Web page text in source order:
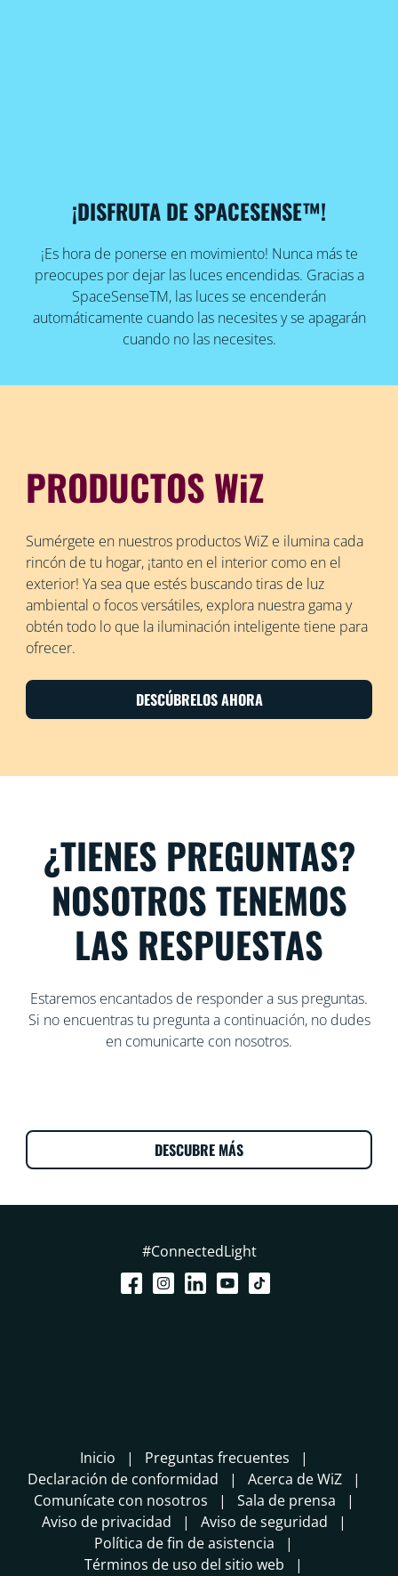
¡DISFRUTA DE SPACESENSE™!
¡Es hora de ponerse en movimiento! Nunca más te
preocupes por dejar las luces encendidas. Gracias a
SpaceSenseTM, las luces se encenderán
automáticamente cuando las necesites y se apagarán
cuando no las necesites.
PRODUCTOS WiZ
Sumérgete en nuestros productos WiZ e ilumina cada
rincón de tu hogar, ¡tanto en el interior como en el
exterior! Ya sea que estés buscando tiras de luz
ambiental o focos versátiles, explora nuestra gama y
obtén todo lo que la iluminación inteligente tiene para
ofrecer.
DESCÚBRELOS AHORA
¿TIENES PREGUNTAS?
NOSOTROS TENEMOS
LAS RESPUESTAS
Estaremos encantados de responder a sus preguntas.
Si no encuentras tu pregunta a continuación, no dudes
en comunicarte con nosotros.
DESCUBRE MÁS
#ConnectedLight
Inicio
Preguntas frecuentes
Declaración de conformidad
Acerca de WiZ
Comunícate con nosotros
Sala de prensa
Aviso de privacidad
Aviso de seguridad
Política de fin de asistencia
Términos de uso del sitio web